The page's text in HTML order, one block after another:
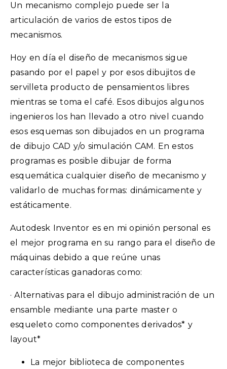
Un mecanismo complejo puede ser la
articulación de varios de estos tipos de
mecanismos.
Hoy en día el diseño de mecanismos sigue
pasando por el papel y por esos dibujitos de
servilleta producto de pensamientos libres
mientras se toma el café. Esos dibujos algunos
ingenieros los han llevado a otro nivel cuando
esos esquemas son dibujados en un programa
de dibujo CAD y/o simulación CAM. En estos
programas es posible dibujar de forma
esquemática cualquier diseño de mecanismo y
validarlo de muchas formas: dinámicamente y
estáticamente.
Autodesk Inventor es en mi opinión personal es
el mejor programa en su rango para el diseño de
máquinas debido a que reúne unas
características ganadoras como:
· Alternativas para el dibujo administración de un
ensamble mediante una parte master o
esqueleto como componentes derivados* y
layout*
La mejor biblioteca de componentes